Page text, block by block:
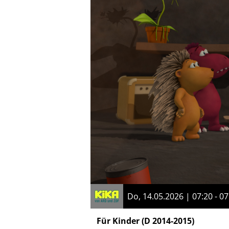
Do, 14.05.2026 | 07:20 -
Für Kinder(D 2014-2015)